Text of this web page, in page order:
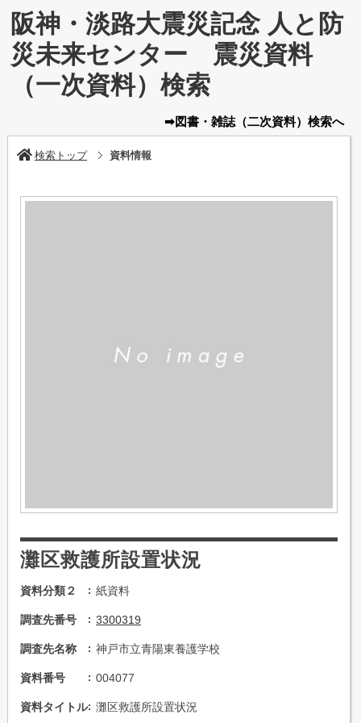
阪神・淡路大震災記念 人と防
災未来センター 震災資料
（一次資料）検索
➡図書・雑誌（二次資料） 検索へ
検索トップ 資料情報
灘区救護所設置状況
資料分類２ 紙資料
調査先番号 3300319
調査先名称 神戸市立青陽東養護学校
資料番号 004077
資料タイトル 灘区救護所設置状況